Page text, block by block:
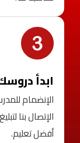
ابدأ
الإنضمام
الإتصال بنا
أفضل تعليم.